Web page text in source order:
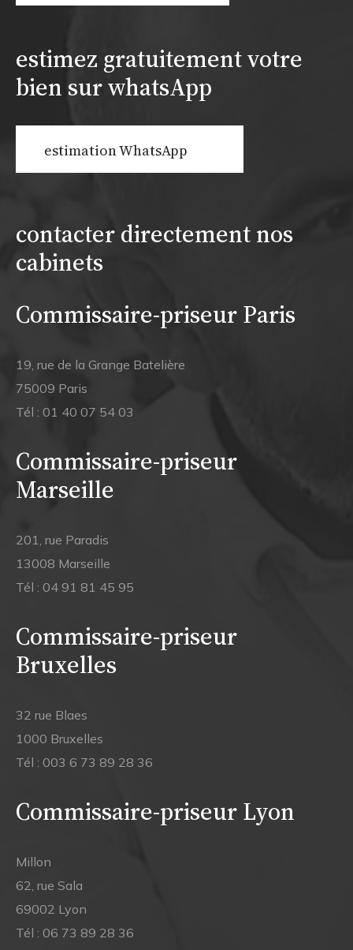
estimez gratuitement votre
bien sur whatsApp
estimation WhatsApp
contacter directement nos
cabinets
Commissaire-priseur Paris
19, rue de la Grange Batelière
75009 Paris
Tél : 01 40 07 54 03
Commissaire-priseur
Marseille
201, rue Paradis
13008 Marseille
Tél : 04 91 81 45 95
Commissaire-priseur
Bruxelles
32 rue Blaes
1000 Bruxelles
Tél : 003 6 73 89 28 36
Commissaire-priseur Lyon
Millon
62, rue Sala
69002 Lyon
Tél : 06 73 89 28 36